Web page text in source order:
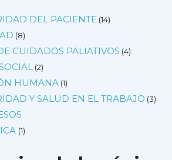
DEL PACIENTE (14)
(8)
CUIDADOS PALIATIVOS (4)
(2)
HUMANA (1)
Y SALUD EN EL TRABAJO (3)
(1)